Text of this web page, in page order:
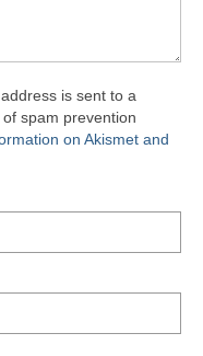
is sent to a
spam prevention
on Akismet and